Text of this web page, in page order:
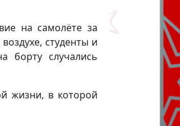
на самолёте за
студенты и
борту случались
жизни, в которой